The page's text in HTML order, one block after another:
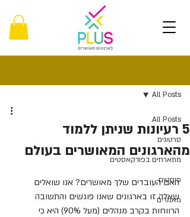
All Posts
סרטונים
מתארחים בפודקאסטים
פוסטים
מאמרים
All Posts
5 רעיונות שניתן ללמוד
מהארגונים המאושרים בעולם
האם העובדים שלך מאושרים? אנו שואלים
שאלה זו בארגונים שאנו פוגשים והתשובה
הרווחות בקרב מנהלים (מעל 90%) היא כי